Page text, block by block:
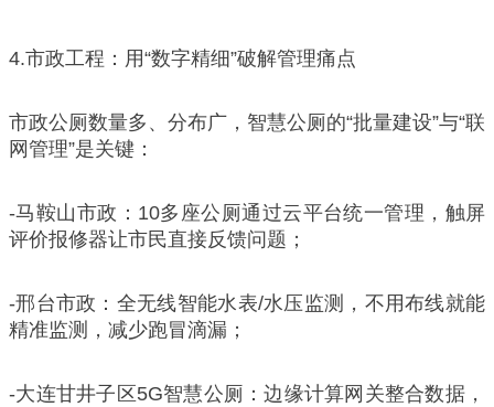
4.市政工程：用“数字精细”破解管理痛点
市政公厕数量多、分布广，智慧公厕的“批量建设”与“联
网管理”是关键：
-马鞍山市政：10多座公厕通过云平台统一管理，触屏
评价报修器让市民直接反馈问题；
-邢台市政：全无线智能水表/水压监测，不用布线就能
精准监测，减少跑冒滴漏；
-大连甘井子区5G智慧公厕：边缘计算网关整合数据，